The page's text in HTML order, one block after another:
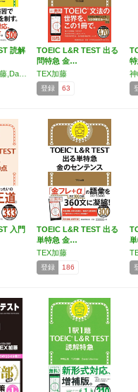
読解
TOEIC L&R TEST 出る
問特急 金…
TEX加藤
登録 63
入門
TOEIC L&R TEST 出る
単特急 金…
TEX加藤
登録 186